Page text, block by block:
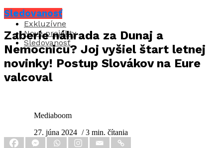
Aktuality
Exkluzívne
Nové projekty
Sledovanosť
Sledovanosť
Zaberie náhrada za Dunaj a
Nemocnicu? Joj vyšiel štart letnej
novinky! Postup Slovákov na Eure
valcoval
Mediaboom
27. júna 2024 / 3 min. čítania